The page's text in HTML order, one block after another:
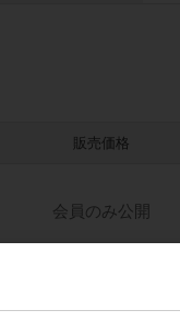
販売価格
会員のみ公開
会員のみ公開